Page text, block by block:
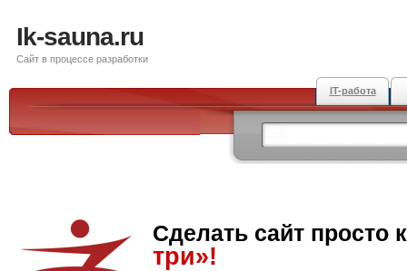
Ik-sauna.ru
Сайт в процессе разработки
IT-работа
Сделать сайт просто
три»!